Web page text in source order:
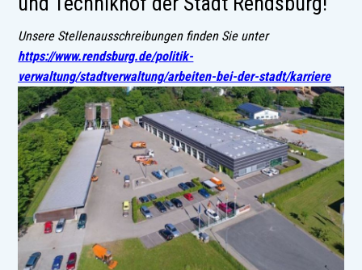
Unsere Stellenausschreibungen finden Sie unter
https://www.rendsburg.de/politik-
verwaltung/stadtverwaltung/arbeiten-bei-der-stadt/karriere